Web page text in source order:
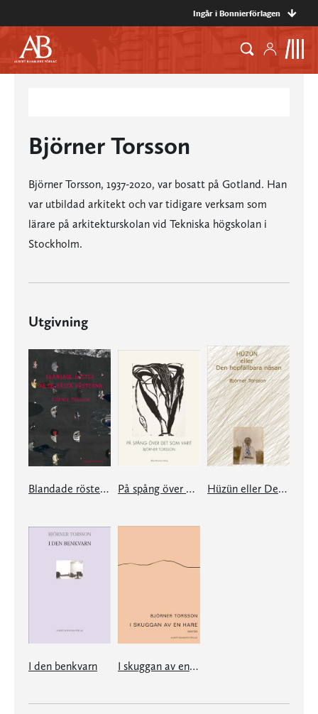
Ingår i Bonnierförlagen
Björner Torsson
Björner Torsson, 1937-2020, var bosatt på Gotland. Han
var utbildad arkitekt och var tidigare verksam som
lärare på arkitekturskolan vid Tekniska högskolan i
Stockholm.
Utgivning
Blandade röster är de bästa rösterna På spång över det som varit Hüzün eller Den hopfällbara näsan
I den benkvarn I skuggan av en hare